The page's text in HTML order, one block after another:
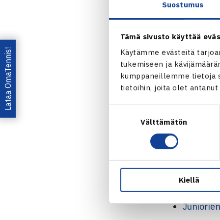
Suostumus
Tämä sivusto käyttää
Käytämme evästeitä
tukemiseen ja
kumppaneillemme tietoja
tietoihin, joita olet
Välttämätön
Kiellä
Poikien
Puolivälieriä:
(villi kortti)
Välieriä:
Tyttöjen
Estlander/
Poikien
Välieriä:
Lataa OmaTennis!